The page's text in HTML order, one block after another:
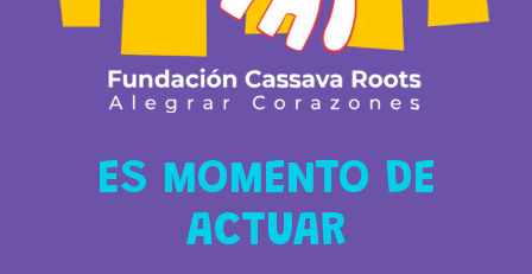
ES MOMENTO DE
ACTUAR